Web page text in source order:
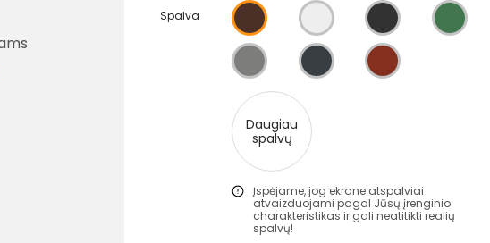
Spalva
Daugiau
spalvų
Įspėjame, jog ekrane atspalviai
atvaizduojami pagal Jūsų įrenginio
charakteristikas ir gali neatitikti realių
spalvų!